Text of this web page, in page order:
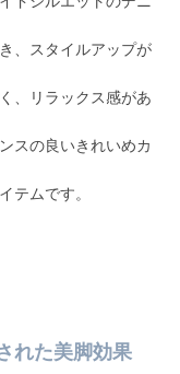
、スタイルアップが
、リラックス感があ
スの良いきれいめカ
テムです。
れた美脚効果